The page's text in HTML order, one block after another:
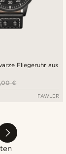
Fliegeruhr aus
€
FAWLER